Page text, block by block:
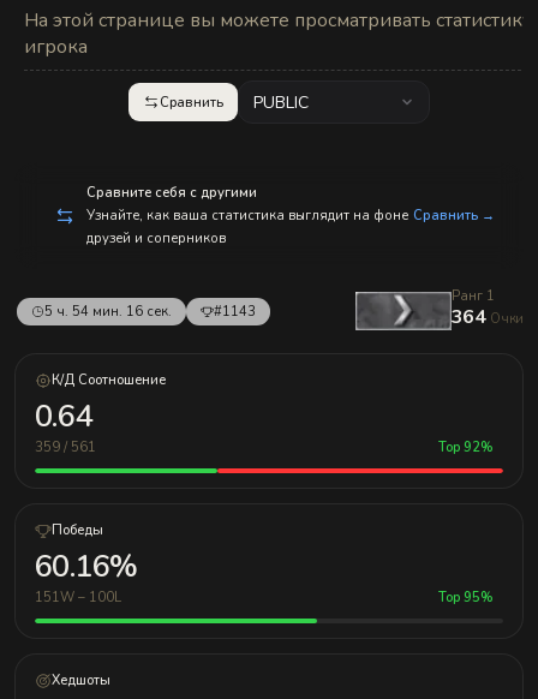
На этой странице вы можете просматривать статистику
игрока
Сравнить PUBLIC
Сравните себя с другими
Узнайте, как ваша статистика выглядит на фоне
друзей и соперников
Сравнить →
5 ч. 54 мин. 16 сек. #1143
Ранг 1
364 Очки
К/Д Соотношение
0.64
359 / 561 Top 92%
Победы
60.16%
151W – 100L Top 95%
Хедшоты
п
р
а
в